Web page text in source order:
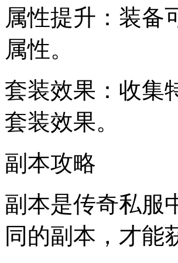
属性提升：装备
属性。
套装效果：收集
套装效果。
副本攻略
副本是传奇私服
同的副本，才能